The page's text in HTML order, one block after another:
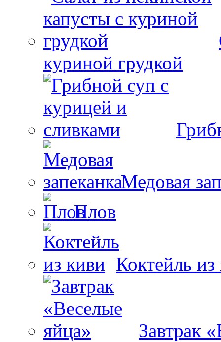
куриной грудкой
Медовая
Плов
Коктейль из
Завтрак